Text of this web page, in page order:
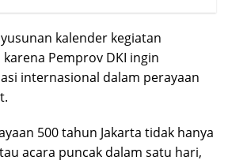
kalender kegiatan
Pemprov DKI ingin
internasional dalam perayaan
500 tahun Jakarta tidak hanya
acara puncak dalam satu hari,